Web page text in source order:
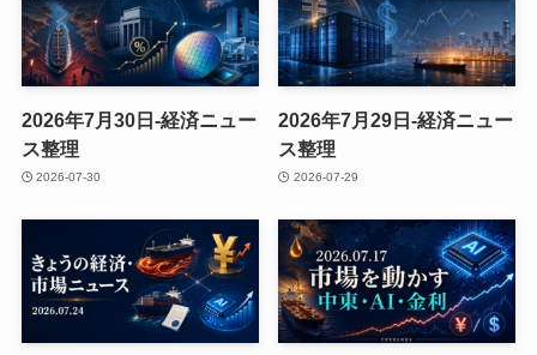
2026年7月30日-経済ニュー
ス整理
2026-07-30
2026年7月29日-経済ニュー
ス整理
2026-07-29